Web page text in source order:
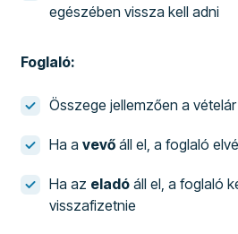
egészében vissza kell adni
Foglaló:
Összege jellemzően a vételár
Ha avevő áll el, a foglaló
Ha az eladó áll el, a foglaló
visszafizetnie